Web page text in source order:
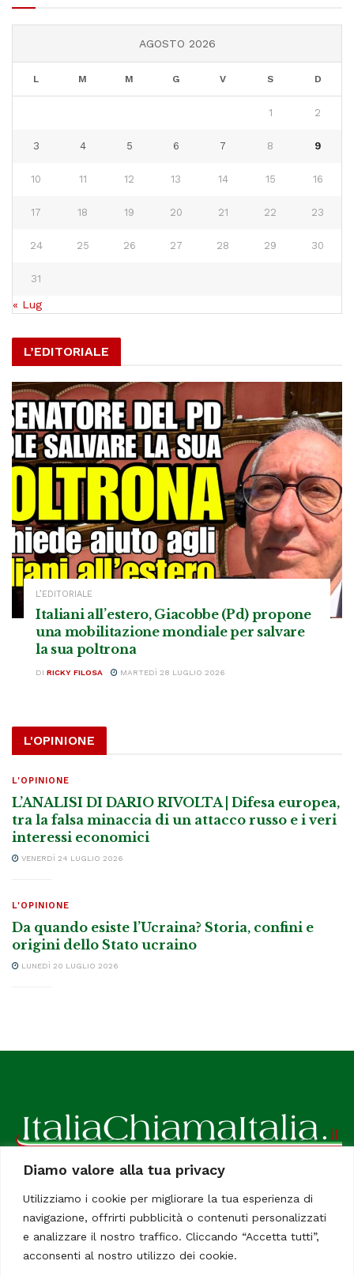
Diamo valore alla tua privacy
Utilizziamo i cookie per migliorare la tua esperienza di
navigazione, offrirti pubblicità o contenuti personalizzati
e analizzare il nostro traffico. Cliccando “Accetta tutti”,
acconsenti al nostro utilizzo dei cookie.
AGOSTO 2026
L M M G V S D
1 2
3 4 5 6 7 8 9
10 11 12 13 14 15 16
17 18 19 20 21 22 23
24 25 26 27 28 29 30
31
« Lug
L’EDITORIALE
L’EDITORIALE
Italiani all’estero, Giacobbe (Pd) propone
una mobilitazione mondiale per salvare
la sua poltrona
DI RICKY FILOSA MARTEDÌ 28 LUGLIO 2026
L'OPINIONE
L'OPINIONE
L’ANALISI DI DARIO RIVOLTA | Difesa europea,
tra la falsa minaccia di un attacco russo e i veri
interessi economici
VENERDÌ 24 LUGLIO 2026
L'OPINIONE
Da quando esiste l’Ucraina? Storia, confini e
origini dello Stato ucraino
LUNEDÌ 20 LUGLIO 2026
ItaliaChiamaItalia, il TUO quotidiano online preferito.
Dedicato in particolare a tutti gli italiani residenti all'estero.
Tutti i diritti sono riservati. Quotidiano online indipendente